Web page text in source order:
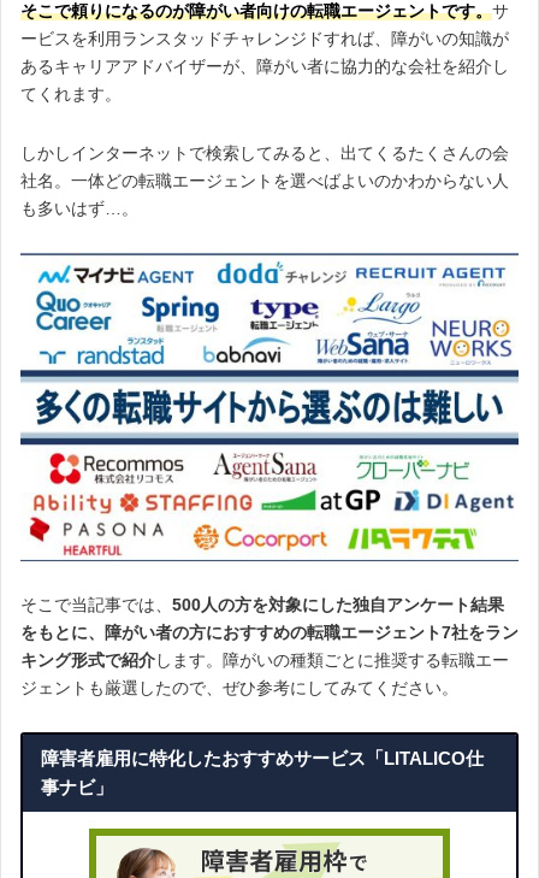
そこで頼りになるのが障がい者向けの転職エージェントです。サ
ービスを利用ランスタッドチャレンジドすれば、障がいの知識が
あるキャリアアドバイザーが、障がい者に協力的な会社を紹介し
てくれます。
しかしインターネットで検索してみると、出てくるたくさんの会
社名。一体どの転職エージェントを選べばよいのかわからない人
も多いはず…。
そこで当記事では、 500人の方を対象にした独自アンケート結果
をもとに、障がい者の方におすすめの転職エージェント7社をラン
キング形式で紹介します。障がいの種類ごとに推奨する転職エー
ジェントも厳選したので、ぜひ参考にしてみてください。
障害者雇用に特化したおすすめサービス「LITALICO仕
事ナビ」